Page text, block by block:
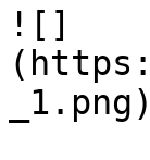
![]
_1.png)